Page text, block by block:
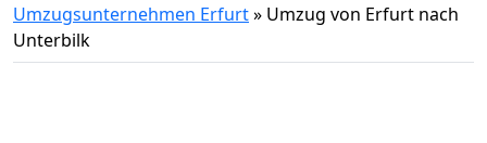
Umzugsunternehmen Erfurt» Umzug von Erfurt nach
Unterbilk